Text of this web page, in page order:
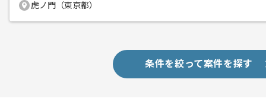
プロジェクトは長期を想定しており、
虎ノ門（東京都）
条件を絞って案件を探す